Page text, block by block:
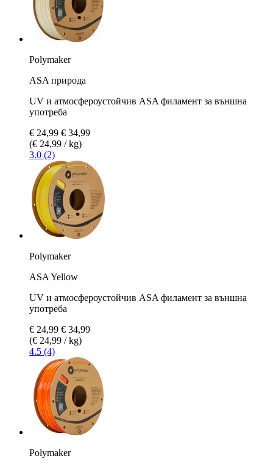
Polymaker
ASA природа
UV и атмосфероустойчив ASA филамент за външна
употреба
€ 24,99 € 34,99
(€ 24,99 / kg)
3.0 (2)
Polymaker
ASA Yellow
UV и атмосфероустойчив ASA филамент за външна
употреба
€ 24,99 € 34,99
(€ 24,99 / kg)
4.5 (4)
Polymaker